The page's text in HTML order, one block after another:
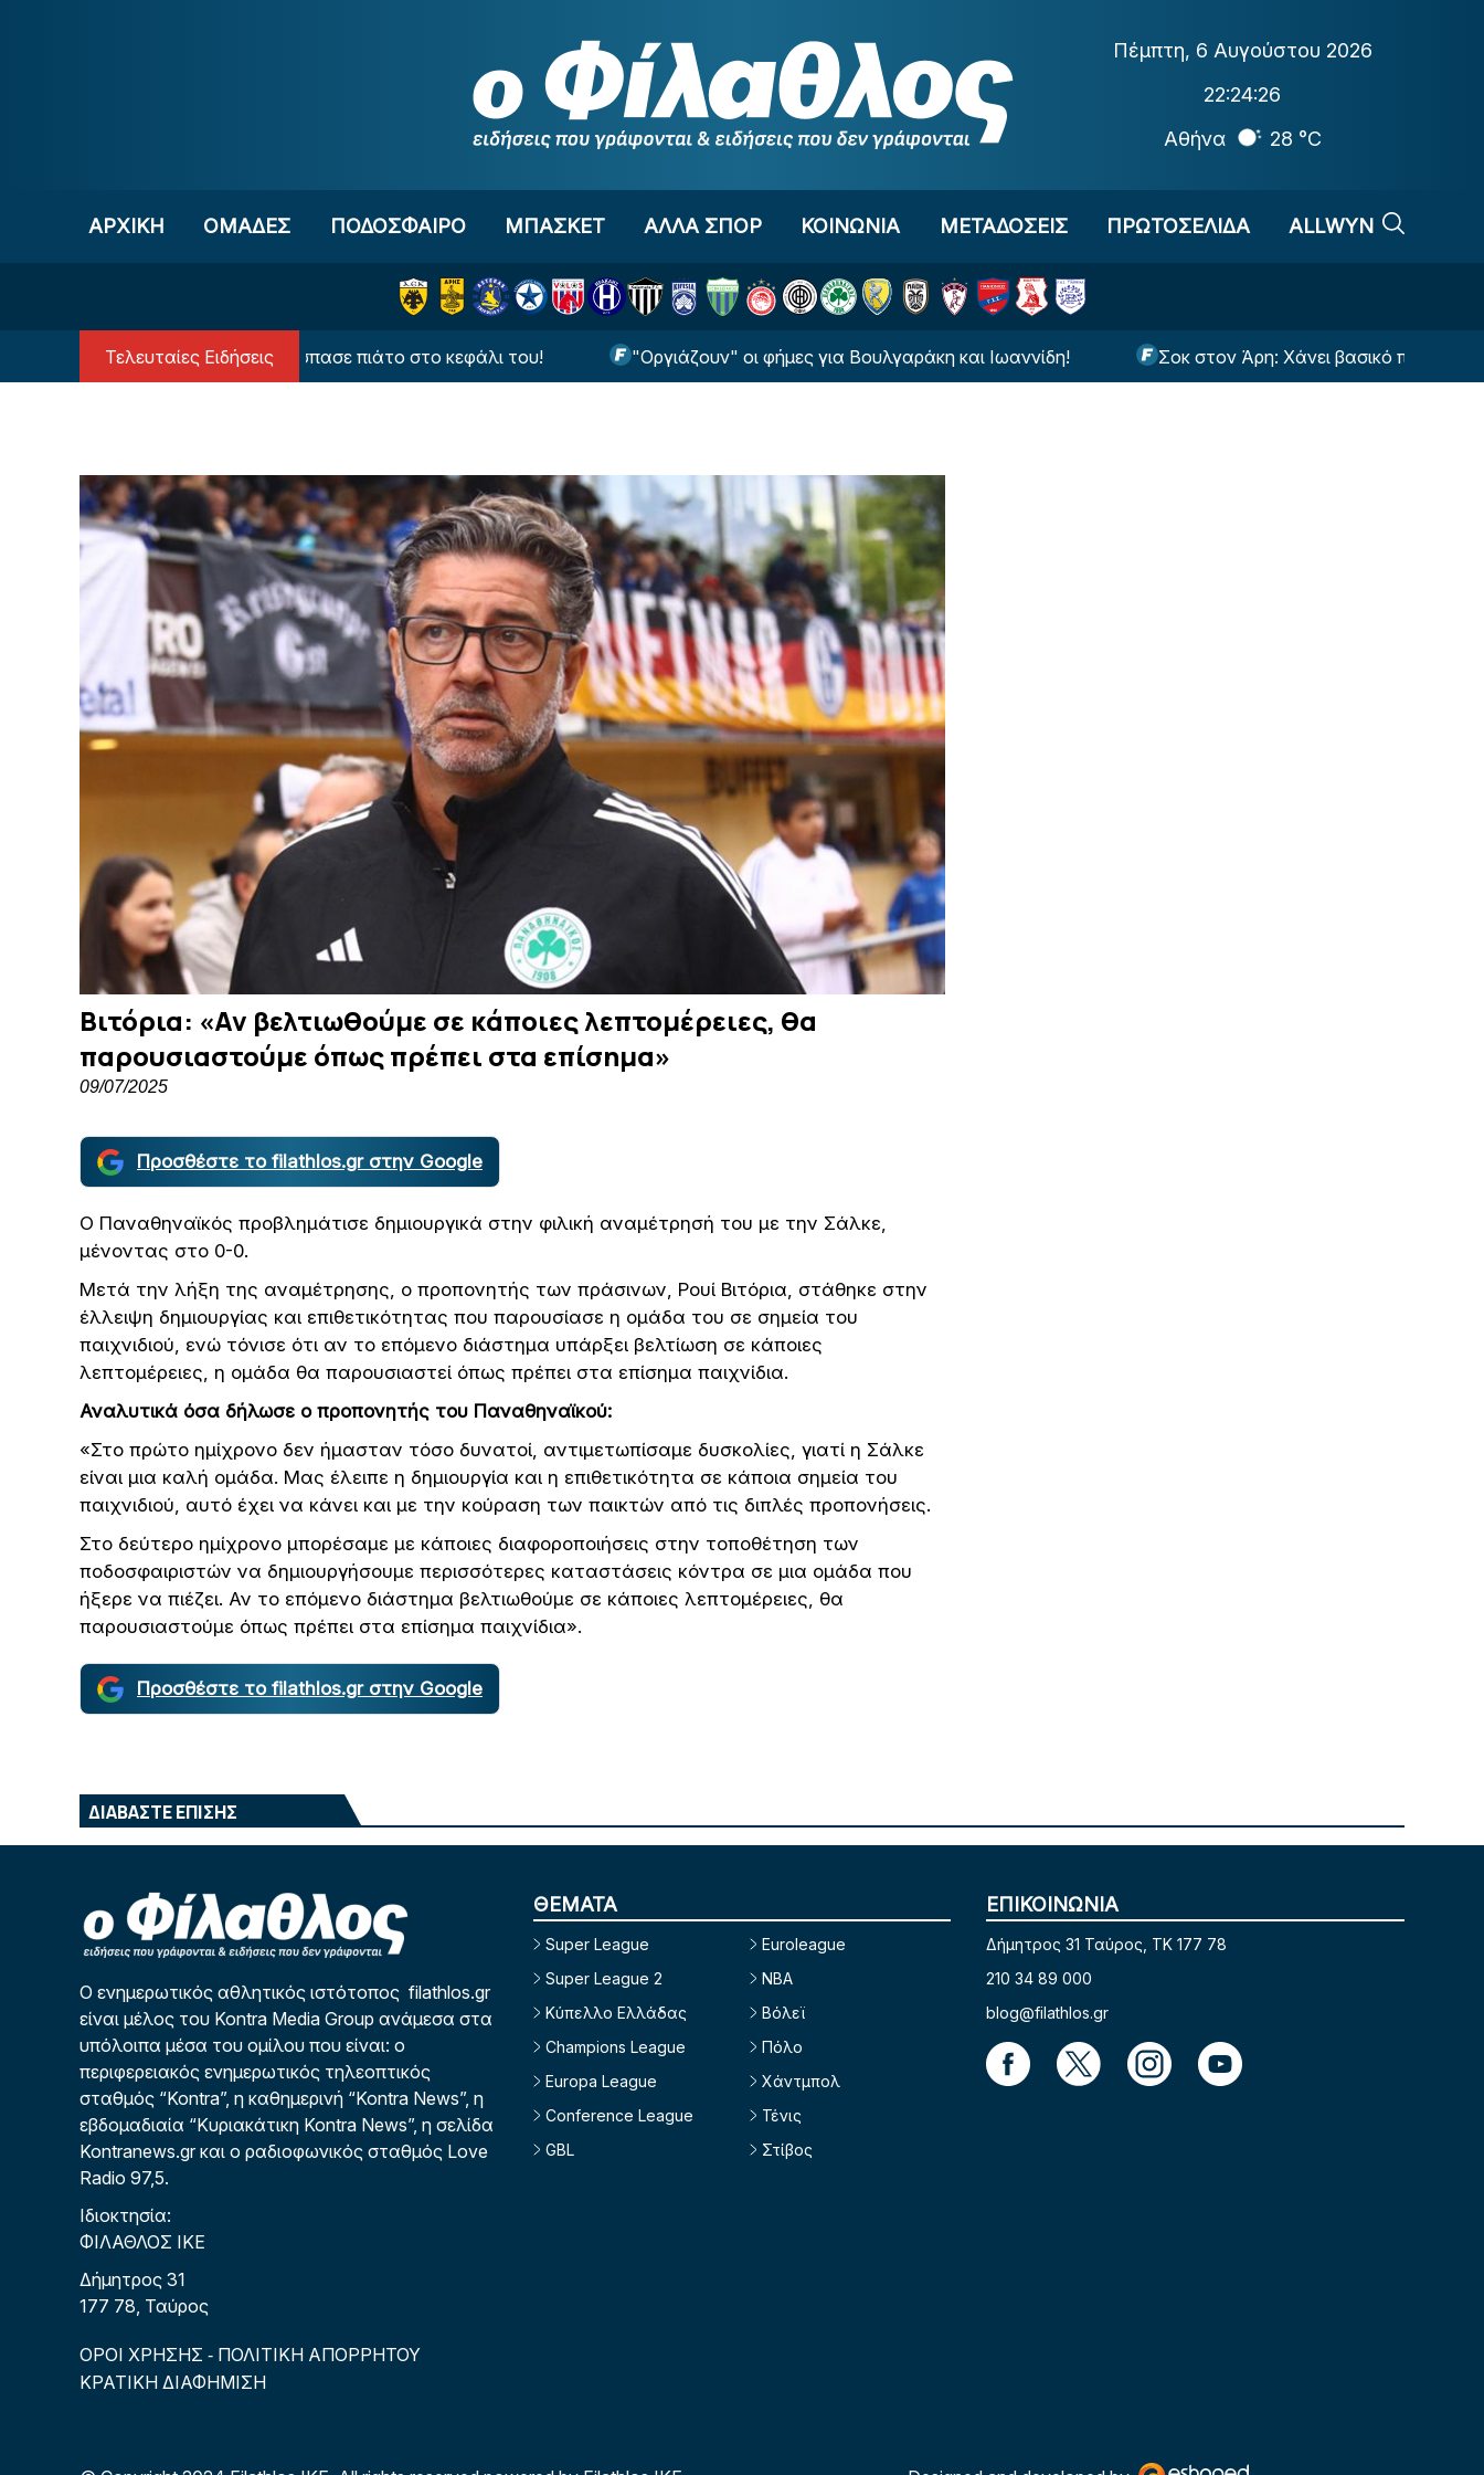
Πέμπτη, 6 Αυγούστου 2026
22:24:26
Αθήνα
28 °C
ΑΡΧΙΚΗ OΜΑΔΕΣ ΠΟΔΟΣΦΑΙΡΟ ΜΠΑΣΚΕΤ ΑΛΛΑ ΣΠΟΡ ΚΟΙΝΩΝΙΑ ΜΕΤΑΔΟΣΕΙΣ ΠΡΩΤΟΣΕΛΙΔΑ ALLWYN
Τελευταίες Ειδήσεις
κέφια ο Αταμάν - Έσπασε πιάτο στο κεφάλι του! "Οργιάζουν" οι φήμες για Βουλγαράκη και Ιωαννίδη! Σοκ στον Άρη: Χάνει βασικό παίκτη για
Βιτόρια: «Αν βελτιωθούμε σε κάποιες λεπτομέρειες, θα
παρουσιαστούμε όπως πρέπει στα επίσημα»
09/07/2025
Προσθέστε το filathlos.gr στην Google
Ο Παναθηναϊκός προβλημάτισε δημιουργικά στην φιλική αναμέτρησή του με την Σάλκε,
μένοντας στο 0-0.
Μετά την λήξη της αναμέτρησης, ο προπονητής των πράσινων, Ρουί Βιτόρια, στάθηκε στην
έλλειψη δημιουργίας και επιθετικότητας που παρουσίασε η ομάδα του σε σημεία του
παιχνιδιού, ενώ τόνισε ότι αν το επόμενο διάστημα υπάρξει βελτίωση σε κάποιες
λεπτομέρειες, η ομάδα θα παρουσιαστεί όπως πρέπει στα επίσημα παιχνίδια.
Αναλυτικά όσα δήλωσε ο προπονητής του Παναθηναϊκού:
«Στο πρώτο ημίχρονο δεν ήμασταν τόσο δυνατοί, αντιμετωπίσαμε δυσκολίες, γιατί η Σάλκε
είναι μια καλή ομάδα. Μας έλειπε η δημιουργία και η επιθετικότητα σε κάποια σημεία του
παιχνιδιού, αυτό έχει να κάνει και με την κούραση των παικτών από τις διπλές προπονήσεις.
Στο δεύτερο ημίχρονο μπορέσαμε με κάποιες διαφοροποιήσεις στην τοποθέτηση των
ποδοσφαιριστών να δημιουργήσουμε περισσότερες καταστάσεις κόντρα σε μια ομάδα που
ήξερε να πιέζει. Αν το επόμενο διάστημα βελτιωθούμε σε κάποιες λεπτομέρειες, θα
παρουσιαστούμε όπως πρέπει στα επίσημα παιχνίδια».
Προσθέστε το filathlos.gr στην Google
ΔΙΑΒΑΣΤΕ ΕΠΙΣΗΣ
Ο ενημερωτικός αθλητικός ιστότοπος filathlos.gr
είναι μέλος του Kontra Media Group ανάμεσα στα
υπόλοιπα μέσα του ομίλου που είναι: ο
περιφερειακός ενημερωτικός τηλεοπτικός
σταθμός “Kontra”, η καθημερινή “Kontra News”, η
εβδομαδιαία “Κυριακάτικη Kontra News”, η σελίδα
Kontranews.gr και ο ραδιοφωνικός σταθμός Love
Radio 97,5.
Ιδιοκτησία:
ΦΙΛΑΘΛΟΣ ΙΚΕ
Δήμητρος 31
177 78, Ταύρος
ΟΡΟΙ ΧΡΗΣΗΣ - ΠΟΛΙΤΙΚΗ ΑΠΟΡΡΗΤΟΥ
ΚΡΑΤΙΚΗ ΔΙΑΦΗΜΙΣΗ
ΘΕΜΑΤΑ
Super League
Super League 2
Κύπελλο Ελλάδας
Champions League
Europa League
Conference League
GBL
Euroleague
NBA
Βόλεϊ
Πόλο
Χάντμπολ
Τένις
Στίβος
ΕΠΙΚΟΙΝΩΝΙΑ
Δήμητρος 31 Ταύρος, TK 177 78
210 34 89 000
blog@filathlos.gr